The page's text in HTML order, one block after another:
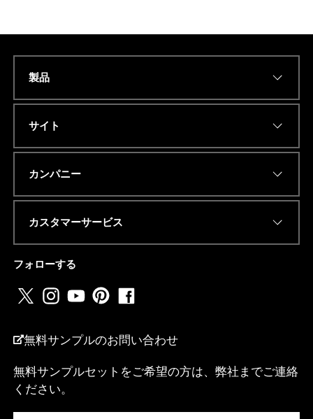
ジ
送
*
メ
ッ
セ
ー
私は...
製品
サイト
カンパニー
カスタマーサービス
フォローする
無料サンプルのお問い合わせ
無料サンプルセットをご希望の方は、弊社までご連絡
ください。